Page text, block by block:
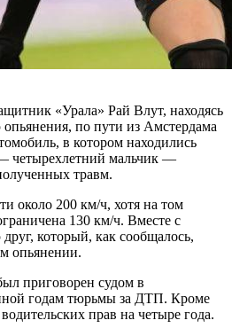
«Урала» Рай Влут, находясь
опьянения, по пути из Амстердама
в котором находились
четырехлетний мальчик —
травм.
около 200 км/ч, хотя на том
130 км/ч. Вместе с
который, как сообщалось,
опьянении.
приговорен судом в
годам тюрьмы за ДТП. Кроме
прав на четыре года.